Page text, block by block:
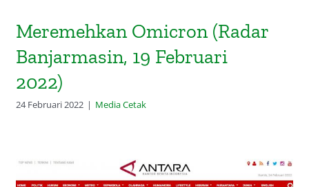
Meremehkan Omicron (Radar
Banjarmasin, 19 Februari
2022)
24 Februari 2022 | Media Cetak